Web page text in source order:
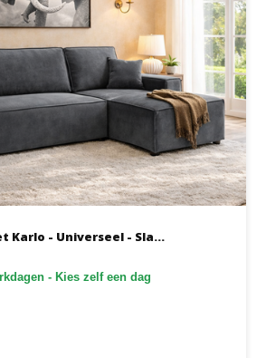
Karlo - Universeel - Sla...
- Kies zelf een dag